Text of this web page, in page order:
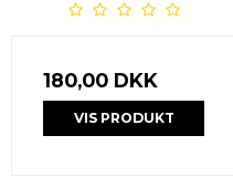
180,00 DKK
VIS PRODUKT